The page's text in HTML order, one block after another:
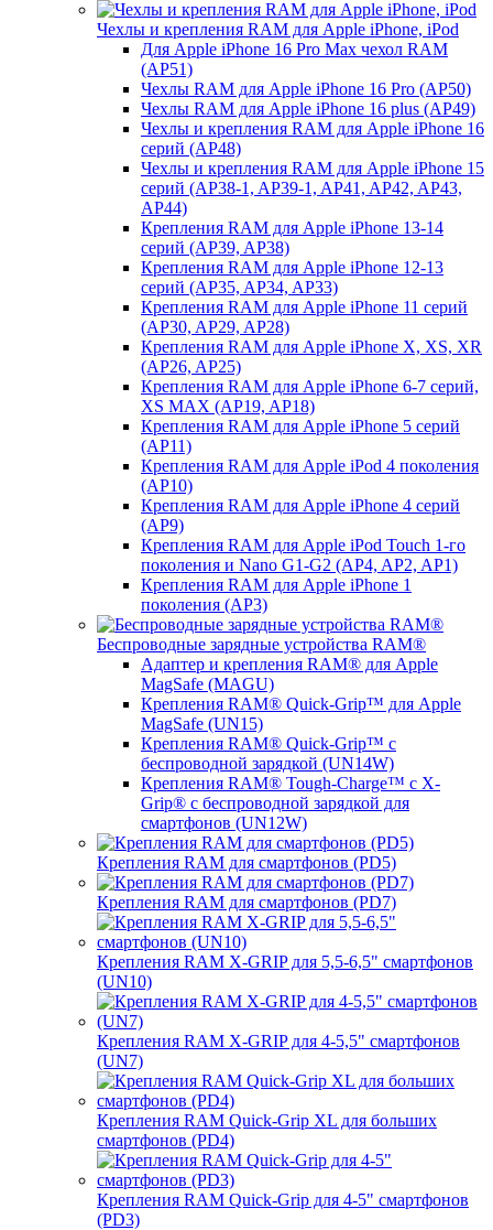
Чехлы и крепления RAM для Apple iPhone, iPod
Для Apple iPhone 16 Pro Max чехол RAM
(AP51)
Чехлы RAM для Apple iPhone 16 Pro (AP50)
Чехлы RAM для Apple iPhone 16 plus (AP49)
Чехлы и крепления RAM для Apple iPhone 16
серий (AP48)
Чехлы и крепления RAM для Apple iPhone 15
серий (AP38-1, AP39-1, AP41, AP42, AP43,
AP44)
Крепления RAM для Apple iPhone 13-14
серий (AP39, AP38)
Крепления RAM для Apple iPhone 12-13
серий (AP35, AP34, AP33)
Крепления RAM для Apple iPhone 11 серий
(AP30, AP29, AP28)
Крепления RAM для Apple iPhone X, XS, XR
(AP26, AP25)
Крепления RAM для Apple iPhone 6-7 серий,
XS MAX (AP19, AP18)
Крепления RAM для Apple iPhone 5 серий
(AP11)
Крепления RAM для Apple iPod 4 поколения
(AP10)
Крепления RAM для Apple iPhone 4 серий
(AP9)
Крепления RAM для Apple iPod Touch 1-го
поколения и Nano G1-G2 (AP4, AP2, AP1)
Крепления RAM для Apple iPhone 1
поколения (AP3)
Беспроводные зарядные устройства RAM®
Адаптер и крепления RAM® для Apple
MagSafe (MAGU)
Крепления RAM® Quick-Grip™ для Apple
MagSafe (UN15)
Крепления RAM® Quick-Grip™ с
беспроводной зарядкой (UN14W)
Крепления RAM® Tough-Charge™ с X-
Grip® с беспроводной зарядкой для
смартфонов (UN12W)
Крепления RAM для смартфонов (PD5)
Крепления RAM для смартфонов (PD7)
Крепления RAM X-GRIP для 5,5-6,5" смартфонов
(UN10)
Крепления RAM X-GRIP для 4-5,5" смартфонов
(UN7)
Крепления RAM Quick-Grip XL для больших
смартфонов (PD4)
Крепления RAM Quick-Grip для 4-5" смартфонов
(PD3)